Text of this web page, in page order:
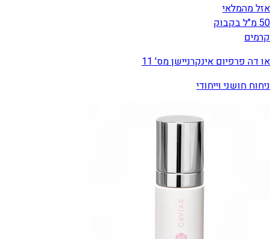
אזל מהמלאי
50 מ"ל בקבוק
קרמים
או דה פרפיום אינקרניישן מס' 11
ניחוח חושני וייחודי